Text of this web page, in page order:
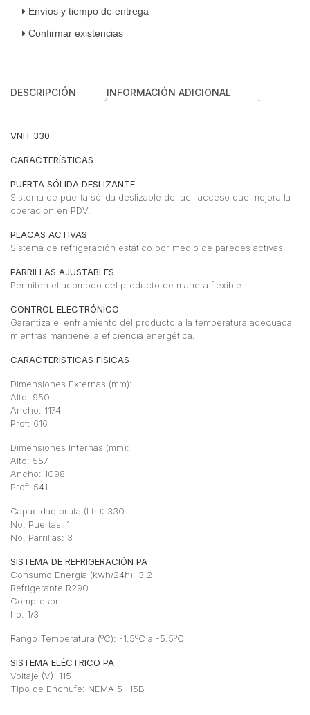
Cúbicos
Cm
Envíos y tiempo de entrega
Confirmar existencias
DESCRIPCIÓN INFORMACIÓN ADICIONAL
VNH-330
CARACTERÍSTICAS
PUERTA SÓLIDA DESLIZANTE
Sistema de puerta sólida deslizable de fácil acceso que mejora la
operación en PDV.
PLACAS ACTIVAS
Sistema de refrigeración estático por medio de paredes activas.
PARRILLAS AJUSTABLES
Permiten el acomodo del producto de manera flexible.
CONTROL ELECTRÓNICO
Garantiza el enfriamiento del producto a la temperatura adecuada
mientras mantiene la eficiencia energética.
CARACTERÍSTICAS FÍSICAS
Dimensiones Externas (mm):
Alto: 950
Ancho: 1174
Prof: 616
Dimensiones Internas (mm):
Alto: 557
Ancho: 1098
Prof: 541
Capacidad bruta (Lts): 330
No. Puertas: 1
No. Parrillas: 3
SISTEMA DE REFRIGERACIÓN PA
Consumo Energía (kwh/24h): 3.2
Refrigerante R290
Compresor
hp: 1/3
Rango Temperatura (ºC): -1.5ºC a -5.5ºC
SISTEMA ELÉCTRICO PA
Voltaje (V): 115
Tipo de Enchufe: NEMA 5- 15B